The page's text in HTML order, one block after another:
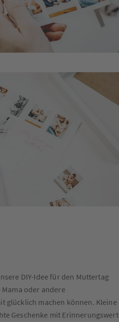
DIY-Idee für den Muttertag
oder andere
glücklich machen können. Kleine
Geschenke mit Erinnerungswert